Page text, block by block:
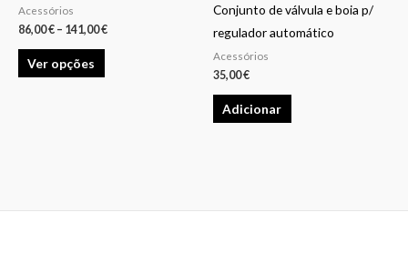
page
Acessórios
86,00€ – 141,00€
Ver opções
multiple
Conjunto de válvula e boia p/
regulador automático
Acessórios
35,00€
Adicionar